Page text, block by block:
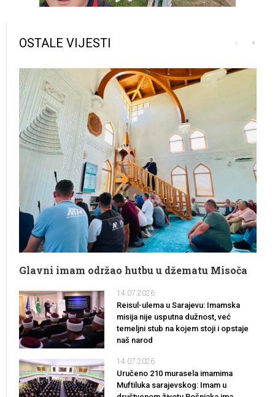
OSTALE VIJESTI
Glavni imam održao hutbu u džematu Misoča
14.07.2026
Reisul-ulema u Sarajevu: Imamska
misija nije usputna dužnost, već
temeljni stub na kojem stoji i opstaje
naš narod
14.07.2026
Uručeno 210 murasela imamima
Muftiluka sarajevskog: Imam u